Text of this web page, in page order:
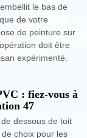
le bas de
de votre
de peinture sur
doit être
expérimenté.
: fiez-vous à
47
dessous de toit
choix pour les